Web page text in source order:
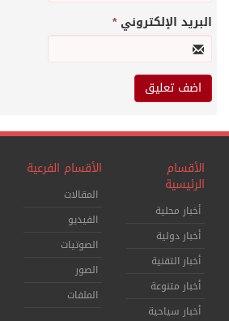
البريد الإلكتروني*
الأقسام
الرئيسية
أخبار محلية
أخبار دولية
أخبار التقنية
أخبار متنوعة
أخبار سياحية
الأقسام الفرعية
المقالات
الفيديو
الصوتيات
الصور
الملفات